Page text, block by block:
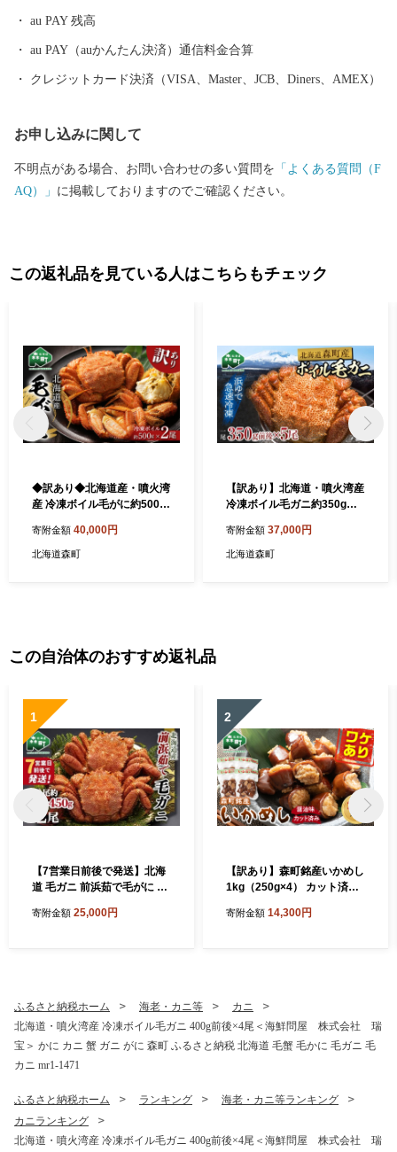
au PAY 残高
au PAY（auかんたん決済）通信料金合算
クレジットカード決済（VISA、Master、JCB、Diners、AMEX）
お申し込みに関して
不明点がある場合、お問い合わせの多い質問を 「よくある質問（F
AQ）」 に掲載しておりますのでご確認ください。
この返礼品を見ている人はこちらもチェック
◆訳あり◆北海道産・噴火湾
産 冷凍ボイル毛がに約500g
会社 瑞宝＞ かに カニ 蟹 ガ
ニ がに 森町 ふるさと納税 北
寄附金額 40,000円
北海道森町
【訳あり】北海道・噴火湾産
冷凍ボイル毛ガニ約350g前
社 瑞宝＞ かに カニ 蟹 ガニ
がに 森町 ふるさと納税 北海
寄附金額 37,000円
北海道森町
この自治体のおすすめ返礼品
1
【7営業日前後で発送】北海
道 毛ガニ 前浜茹で毛がに 約
蟹 ガニ がに 森町 毛蟹 毛か
寄附金額 25,000円
2
【訳あり】森町銘産いかめし
1kg（250g×4） カット済み
シ》 森町 いかめし 烏賊めし
寄附金額 14,300円
ふるさと納税ホーム 海老・カニ等
カニ
北海道・噴火湾産 冷凍ボイル毛ガニ 400g前後×4尾＜海鮮問屋 株式会社 瑞
宝＞ かに カニ 蟹 ガニ がに 森町 ふるさと納税 北海道 毛蟹 毛かに 毛ガニ 毛
カニ mr1-1471
ふるさと納税ホーム ランキング
海老・カニ等ランキング
カニランキング
北海道・噴火湾産 冷凍ボイル毛ガニ 400g前後×4尾＜海鮮問屋 株式会社 瑞